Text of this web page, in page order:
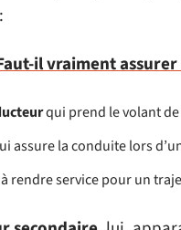
il vraiment
qui prend le volant
assure la conduite lors
rendre service pour un